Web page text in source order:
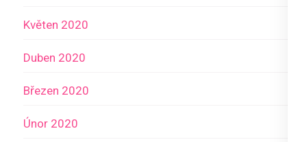
Květen 2020
Duben 2020
Březen 2020
Únor 2020